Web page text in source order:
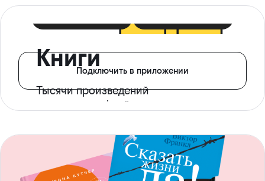
Книги
Тысячи произведений
с доступом офлайн
Подключить в приложении